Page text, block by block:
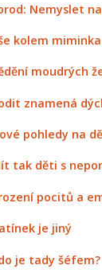
Nemyslet
kolem miminka
moudrých
znamená
pohledy na
tak děti s
pocitů a
je jiný
je tady šéfem?